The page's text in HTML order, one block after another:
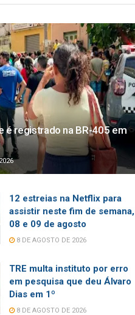
é registrado na BR-405 em
12 estreias na Netflix para
assistir neste fim de semana,
08 e 09 de agosto
8 DE AGOSTO DE 2026
TRE multa instituto por erro
em pesquisa que deu Álvaro
Dias em 1º
8 DE AGOSTO DE 2026